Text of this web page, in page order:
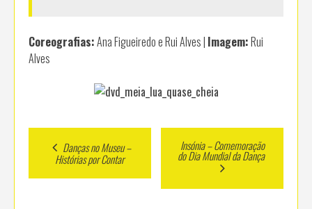
Coreografias:Ana Figueiredo e Rui Alves | Imagem:Rui
Alves
Post
navigation
Danças no Museu –
Histórias por Contar
Insónia – Comemoração
do Dia Mundial da Dança